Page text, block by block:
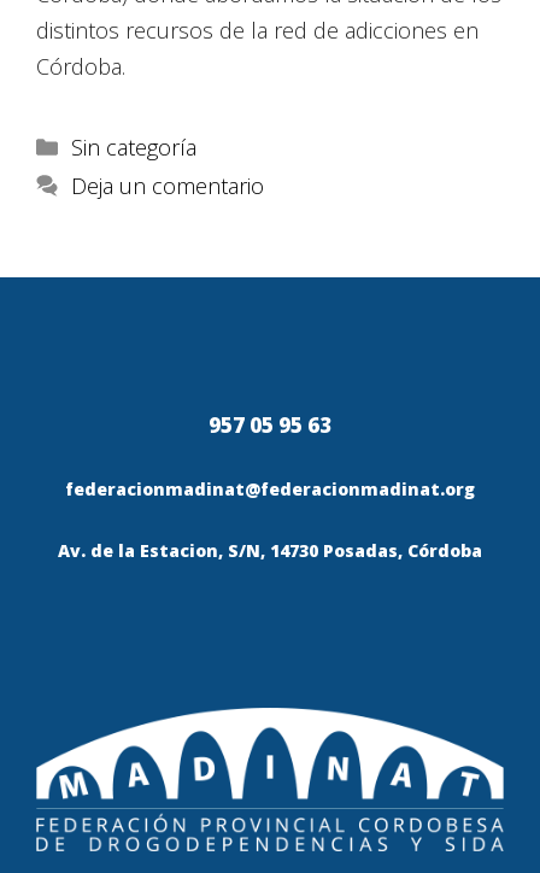
distintos recursos de la red de adicciones en
Córdoba.
Sin categoría
Deja un comentario
957 05 95 63
federacionmadinat@federacionmadinat.org
Av. de la Estacion, S/N, 14730 Posadas, Córdoba